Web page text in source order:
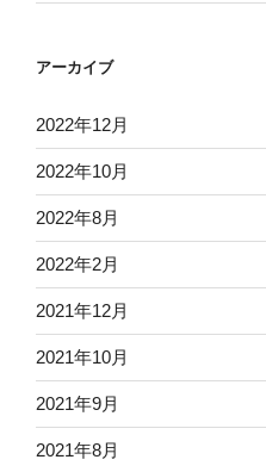
アーカイブ
2022年12月
2022年10月
2022年8月
2022年2月
2021年12月
2021年10月
2021年9月
2021年8月